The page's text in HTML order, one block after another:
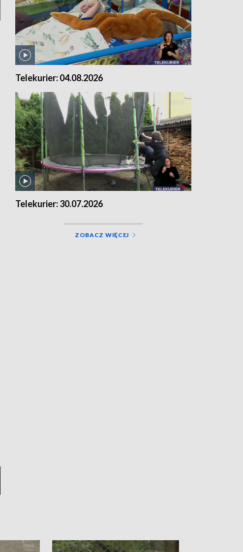
Telekurier: 04.08.2026
Telekurier: 30.07.2026
ZOBACZ WIĘCEJ